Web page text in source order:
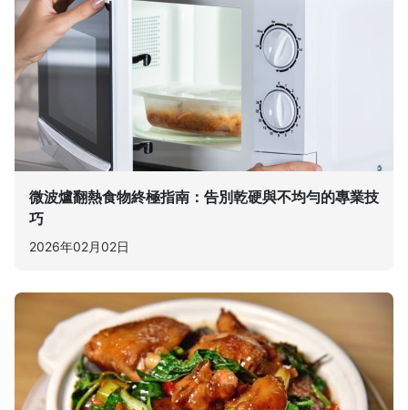
微波爐翻熱食物終極指南：告別乾硬與不均勻的專業技
巧
2026年02月02日